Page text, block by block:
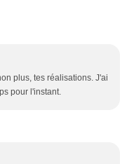
plus, tes réalisations. J'ai
pour l'instant.